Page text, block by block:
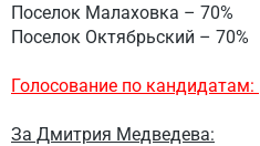
Поселок Малаховка – 70%
Поселок Октябрьский – 70%
Голосование по кандидатам:
За Дмитрия Медведева: